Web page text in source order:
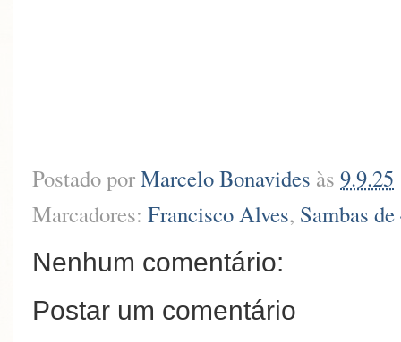
Postado porMarcelo Bonavides às 9.9.25
Marcadores: Francisco Alves, Sambas
Nenhum comentário:
Postar um comentário